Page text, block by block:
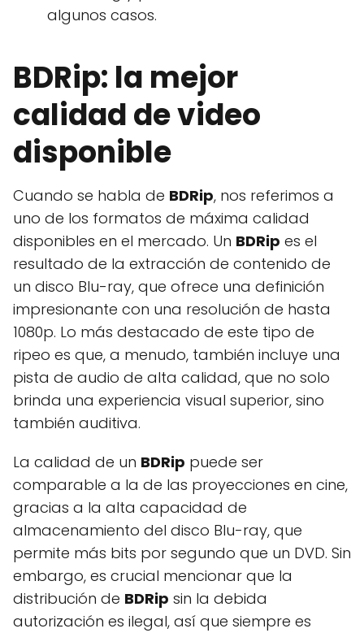
algunos casos.
BDRip: la mejor
calidad de video
disponible
Cuando se habla de BDRip, nos referimos a
uno de los formatos de máxima calidad
disponibles en el mercado. Un BDRip es el
resultado de la extracción de contenido de
un disco Blu-ray, que ofrece una definición
impresionante con una resolución de hasta
1080p. Lo más destacado de este tipo de
ripeo es que, a menudo, también incluye una
pista de audio de alta calidad, que no solo
brinda una experiencia visual superior, sino
también auditiva.
La calidad de un BDRip puede ser
comparable a la de las proyecciones en cine,
gracias a la alta capacidad de
almacenamiento del disco Blu-ray, que
permite más bits por segundo que un DVD. Sin
embargo, es crucial mencionar que la
distribución de BDRip sin la debida
autorización es ilegal, así que siempre es